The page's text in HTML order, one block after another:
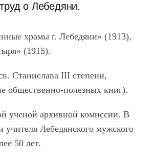
о Лебедяни.
храмы г. Лебедяни» (1913),
(1915).
Станислава III степени,
общественно-полезных книг).
ученой архивной комиссии. В
Лебедянского мужского
50 лет.